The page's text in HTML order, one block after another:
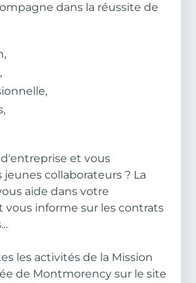
dans la réussite de
et vous
jeunes collaborateurs ? La
aide dans votre
informe sur les contrats
les activités de la Mission
de Montmorency sur le site